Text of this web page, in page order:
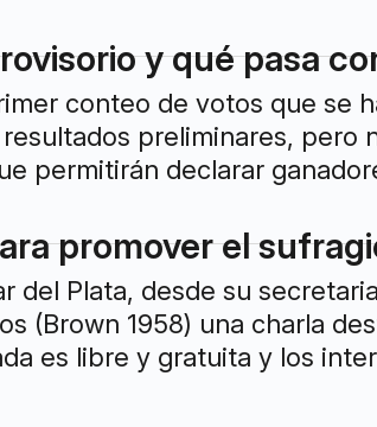
y qué pasa
conteo de votos que se
preliminares, pero
permitirán declarar
promover el
del Plata, desde su
(Brown 1958) una charla
es libre y gratuita y los